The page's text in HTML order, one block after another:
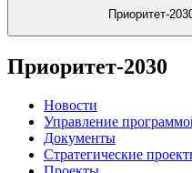
Приоритет-
Приоритет-2030
Новости
Управление
Документы
Стратегические